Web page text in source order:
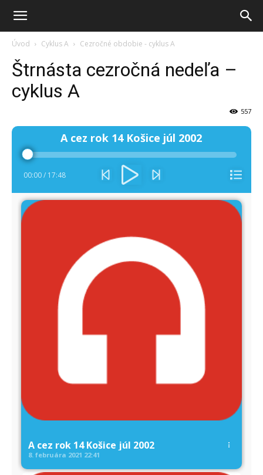
Úvod Cyklus A Cezročné obdobie - cyklus A
Štrnásta cezročná nedeľa –
cyklus A
557
Audio
A cez rok 14 Košice júl 2002
00:00/ 17:48
A cez rok 14 Košice júl 2002
8. februára 2021 22:41